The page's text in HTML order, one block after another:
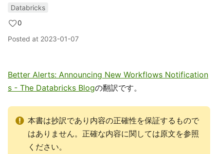
Databricks
0
Posted at 2023-01-07
Better Alerts: Announcing New Workflows Notification
s - The Databricks Blogの翻訳です。
本書は抄訳であり内容の正確性を保証するもので
はありません。正確な内容に関しては原文を参照
ください。